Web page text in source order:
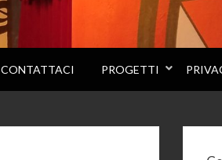
CONTATTACI PROGETTI